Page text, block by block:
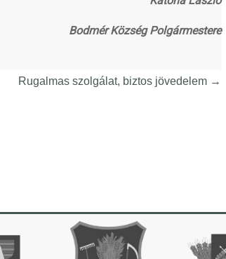
Bodmér Község Polgármestere
Rugalmas szolgálat, biztos jövedelem →